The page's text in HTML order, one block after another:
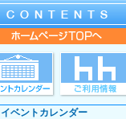
イベントカレンダー